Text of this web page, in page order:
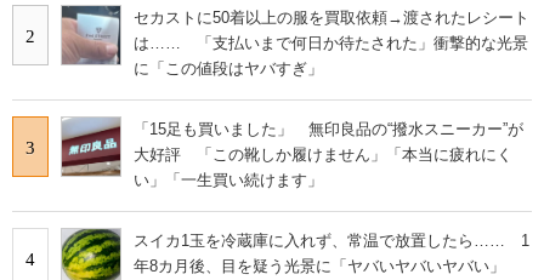
2
セカストに50着以上の服を買取依頼→渡されたレシート
は…… 「支払いまで何日か待たされた」衝撃的な光景
に「この値段はヤバすぎ」
3
「15足も買いました」 無印良品の“撥水スニーカー”が
大好評 「この靴しか履けません」「本当に疲れにく
い」「一生買い続けます」
4
スイカ1玉を冷蔵庫に入れず、常温で放置したら…… 1
年8カ月後、目を疑う光景に「ヤバいヤバいヤバい」